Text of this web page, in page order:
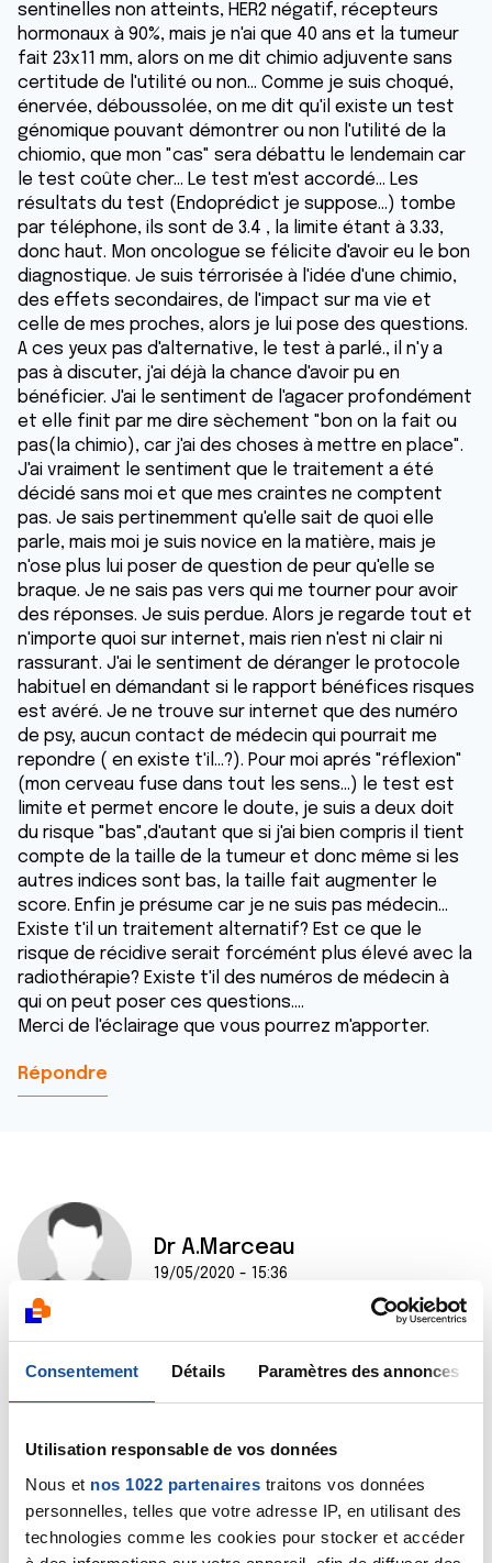
Consentement Détails Paramètres des annonces
Utilisation responsable de vos données
Nous et nos 1022 partenaires traitons vos données
personnelles, telles que votre adresse IP, en utilisant des
technologies comme les cookies pour stocker et accéder
sentinelles non atteints, HER2 négatif, récepteurs
hormonaux à 90%, mais je n'ai que 40 ans et la tumeur
fait 23x11 mm, alors on me dit chimio adjuvente sans
certitude de l'utilité ou non... Comme je suis choqué,
énervée, déboussolée, on me dit qu'il existe un test
génomique pouvant démontrer ou non l'utilité de la
chiomio, que mon "cas" sera débattu le lendemain car
le test coûte cher... Le test m'est accordé... Les
résultats du test (Endoprédict je suppose...) tombe
par téléphone, ils sont de 3.4 , la limite étant à 3.33,
donc haut. Mon oncologue se félicite d'avoir eu le bon
diagnostique. Je suis térrorisée à l'idée d'une chimio,
des effets secondaires, de l'impact sur ma vie et
celle de mes proches, alors je lui pose des questions.
A ces yeux pas d'alternative, le test à parlé., il n'y a
pas à discuter, j'ai déjà la chance d'avoir pu en
bénéficier. J'ai le sentiment de l'agacer profondément
et elle finit par me dire sèchement "bon on la fait ou
pas(la chimio), car j'ai des choses à mettre en place".
J'ai vraiment le sentiment que le traitement a été
décidé sans moi et que mes craintes ne comptent
pas. Je sais pertinemment qu'elle sait de quoi elle
parle, mais moi je suis novice en la matière, mais je
n'ose plus lui poser de question de peur qu'elle se
braque. Je ne sais pas vers qui me tourner pour avoir
des réponses. Je suis perdue. Alors je regarde tout et
n'importe quoi sur internet, mais rien n'est ni clair ni
rassurant. J'ai le sentiment de déranger le protocole
habituel en démandant si le rapport bénéfices risques
est avéré. Je ne trouve sur internet que des numéro
de psy, aucun contact de médecin qui pourrait me
repondre ( en existe t'il...?). Pour moi aprés "réflexion"
(mon cerveau fuse dans tout les sens...) le test est
limite et permet encore le doute, je suis a deux doit
du risque "bas",d'autant que si j'ai bien compris il tient
compte de la taille de la tumeur et donc même si les
autres indices sont bas, la taille fait augmenter le
score. Enfin je présume car je ne suis pas médecin...
Existe t'il un traitement alternatif? Est ce que le
risque de récidive serait forcémént plus élevé avec la
radiothérapie? Existe t'il des numéros de médecin à
qui on peut poser ces questions....
Merci de l'éclairage que vous pourrez m'apporter.
Répondre
Dr A.Marceau
19/05/2020 - 15:36
Bonjour,
Il est effectivement dommage que cette oncologue
répondre à toutes vos questions. Je ne la blâme pas
doute a-t-elle peu de temps disponible.
Sans connaître précisément votre dossier médical,
aucun médecin ne pourra, au téléphone ou par